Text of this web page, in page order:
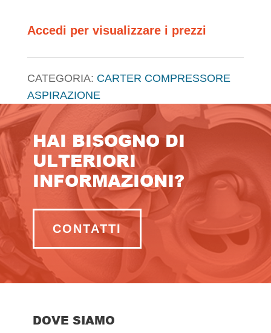
Accedi per visualizzare i prezzi
CATEGORIA: CARTER COMPRESSORE
ASPIRAZIONE
HAI BISOGNO DI
ULTERIORI
INFORMAZIONI?
CONTATTI
DOVE SIAMO